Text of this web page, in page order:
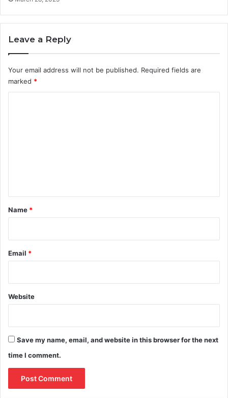
Leave a Reply
Your email address will not be published. Required fields are
marked *
*
Name *
Email *
Website
Save my name, email, and website in this browser for the next
time I comment.